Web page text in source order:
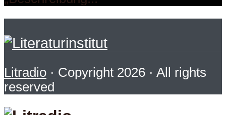
Litradio · Copyright 2026 · All rights
reserved